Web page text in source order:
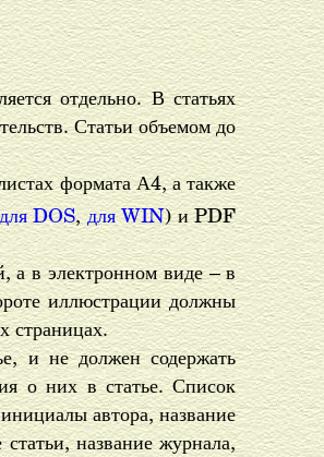
отдельно. В статьях
Статьи объемом до
формата А4, а также
DOS,для WIN) и PDF
а в электронном виде – в
иллюстрации должны
страницах.
и не должен содержать
о них в статье. Список
автора, название
название журнала,